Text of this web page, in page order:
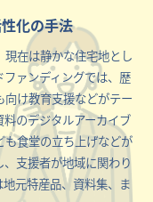
化の手法
在は静かな住宅地とし
ァンディングでは、歴
け教育支援などがテー
のデジタルアーカイブ
食堂の立ち上げなどが
支援者が地域に関わり
元特産品、資料集、ま